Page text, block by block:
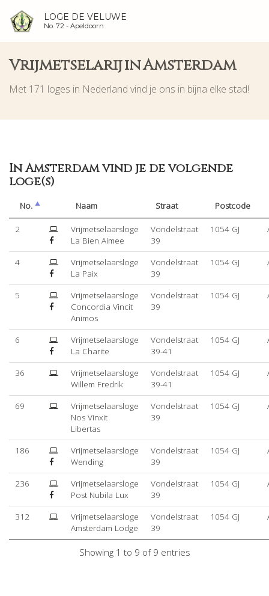
LOGE DE VELUWE
No. 72 -Apeldoorn
Vrijmetselarij in Amsterdam
Met 171 loges in Nederland vind je ons in bijna elke stad!
In Amsterdam vind je de volgende
loge(s)
No. Naam Straat Postcode
2
Vrijmetselaarsloge
La Bien Aimee
Vondelstraat
39
1054 GJ
4
Vrijmetselaarsloge
La Paix
Vondelstraat
39
1054 GJ
5
Vrijmetselaarsloge
Concordia Vincit
Animos
Vondelstraat
39
1054 GJ
6
Vrijmetselaarsloge
La Charite
Vondelstraat
39-41
1054 GJ
36
Vrijmetselaarsloge
Willem Fredrik
Vondelstraat
39-41
1054 GJ
69
Vrijmetselaarsloge
Nos Vinxit
Libertas
Vondelstraat
39
1054 GJ
186
Vrijmetselaarsloge
Wending
Vondelstraat
39
1054 GJ
236
Vrijmetselaarsloge
Post Nubila Lux
Vondelstraat
39
1054 GJ
312
Vrijmetselaarsloge
Amsterdam Lodge
Vondelstraat
39
1054 GJ
Showing 1 to 9 of 9 entries